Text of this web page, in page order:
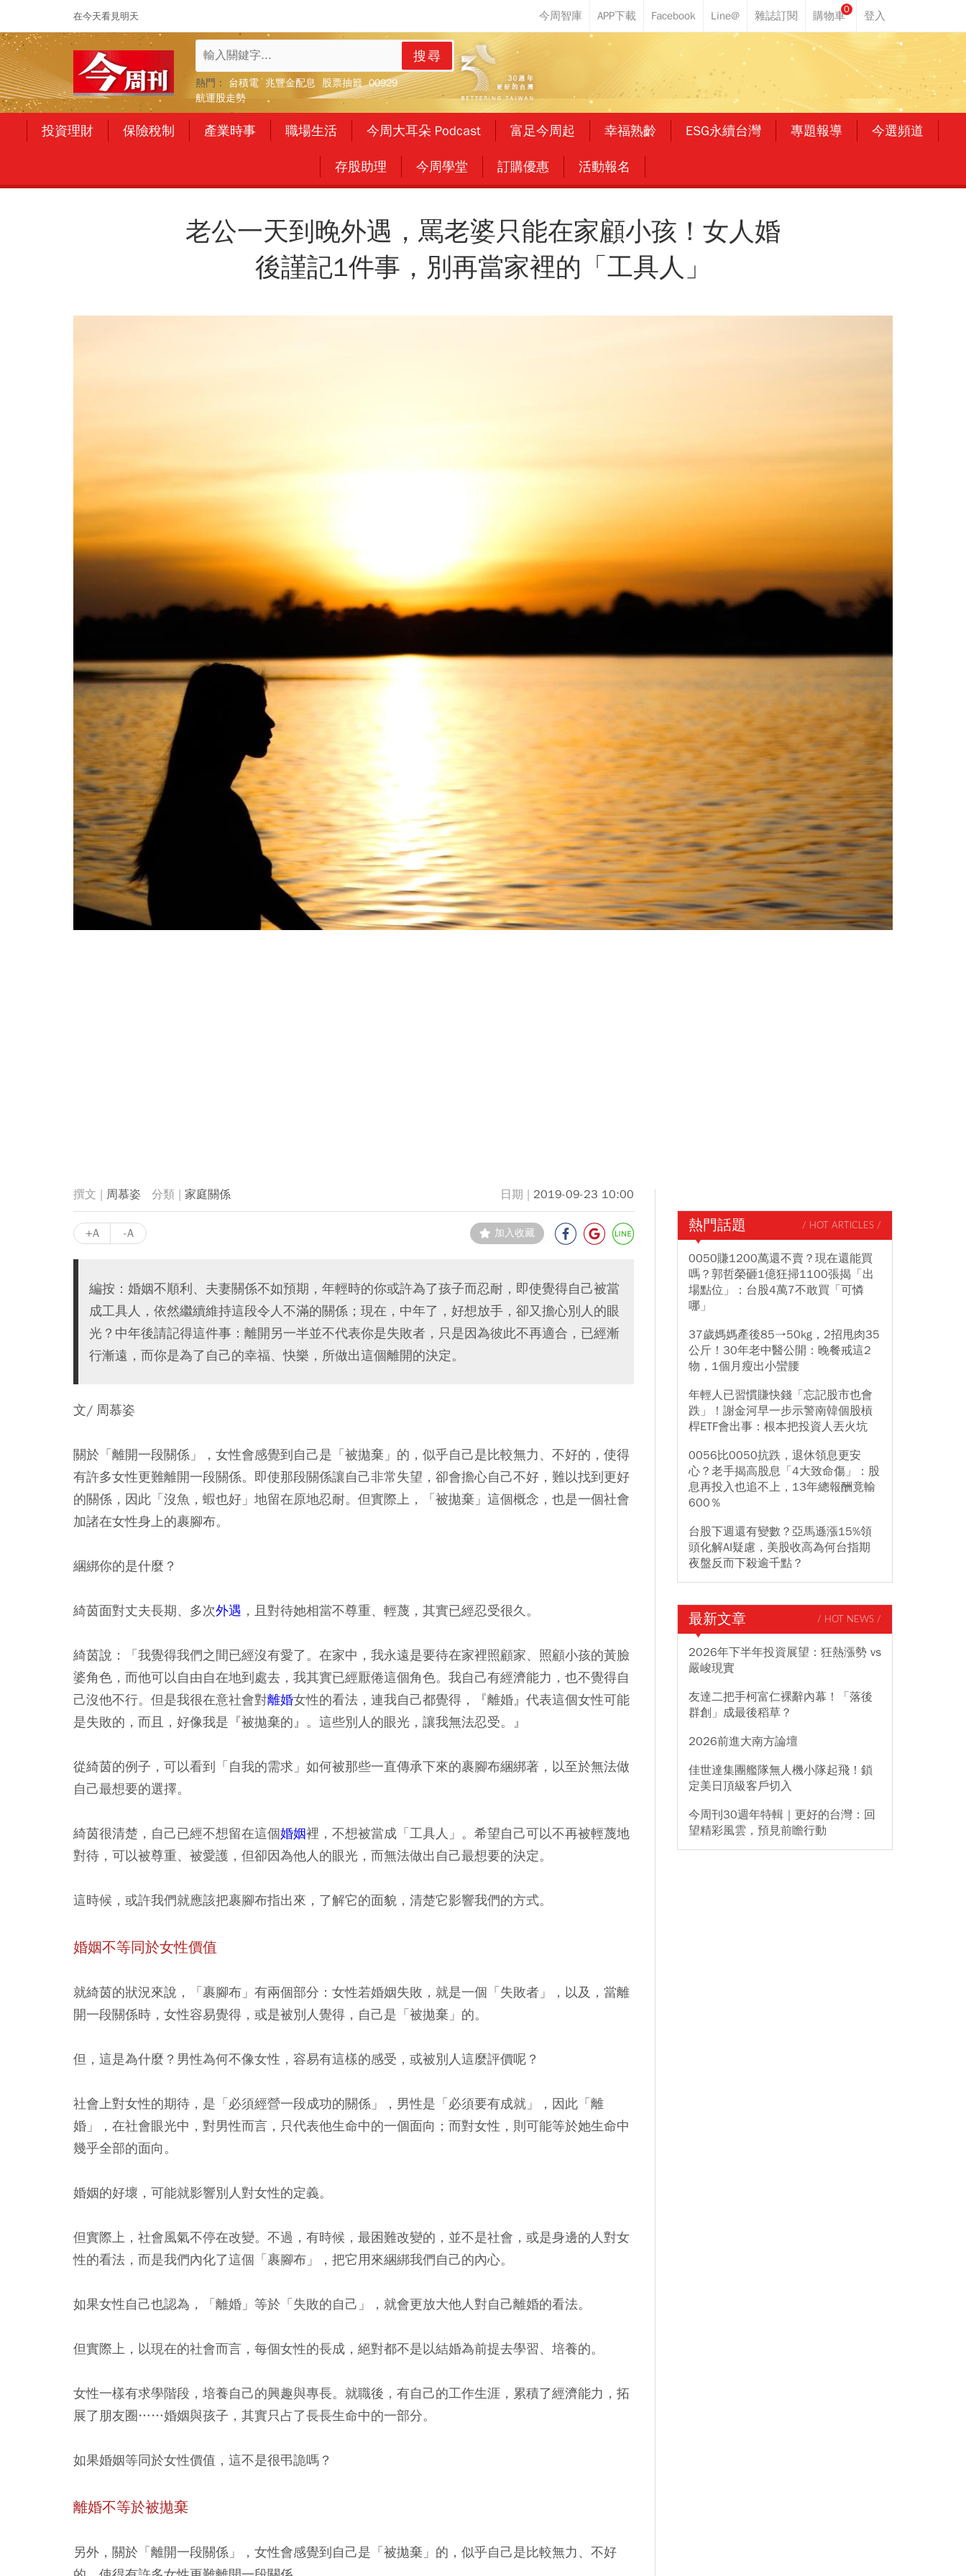
在今天看見明天
0
搜尋
熱門： 台積電 兆豐金配息 股票抽籤 00929
航運股走勢
投資理財 保險稅制 產業時事 職場生活 今周大耳朵 Podcast 富足今周起 幸福熟齡 ESG永續台灣 專題報導 今選頻道
存股助理 今周學堂 訂購優惠 活動報名
老公一天到晚外遇，罵老婆只能在家顧小孩！女人婚
後謹記1件事，別再當家裡的「工具人」
周慕姿 家庭關係 2019-09-23 10:00
+A -A 加入收藏
編按：婚姻不順利、夫妻關係不如預期，年輕時的你或許為了孩子而忍耐，即使覺得自己被當
成工具人，依然繼續維持這段令人不滿的關係；現在，中年了，好想放手，卻又擔心別人的眼
光？中年後請記得這件事：離開另一半並不代表你是失敗者，只是因為彼此不再適合，已經漸
行漸遠，而你是為了自己的幸福、快樂，所做出這個離開的決定。
文/ 周慕姿
關於「離開一段關係」，女性會感覺到自己是「被拋棄」的，似乎自己是比較無力、不好的，使得
有許多女性更難離開一段關係。即使那段關係讓自己非常失望，卻會擔心自己不好，難以找到更好
的關係，因此「沒魚，蝦也好」地留在原地忍耐。但實際上，「被拋棄」這個概念，也是一個社會
加諸在女性身上的裹腳布。
綑綁你的是什麼？
綺茵面對丈夫長期、多次外遇 ，且對待她相當不尊重、輕蔑，其實已經忍受很久。
綺茵說：「我覺得我們之間已經沒有愛了。在家中，我永遠是要待在家裡照顧家、照顧小孩的黃臉
婆角色，而他可以自由自在地到處去，我其實已經厭倦這個角色。我自己有經濟能力，也不覺得自
己沒他不行。但是我很在意社會對離婚女性的看法，連我自己都覺得，『離婚』代表這個女性可能
是失敗的，而且，好像我是『被拋棄的』。這些別人的眼光，讓我無法忍受。』
從綺茵的例子，可以看到「自我的需求」如何被那些一直傳承下來的裹腳布綑綁著，以至於無法做
自己最想要的選擇。
綺茵很清楚，自己已經不想留在這個婚姻裡，不想被當成「工具人」。希望自己可以不再被輕蔑地
對待，可以被尊重、被愛護，但卻因為他人的眼光，而無法做出自己最想要的決定。
這時候，或許我們就應該把裹腳布指出來，了解它的面貌，清楚它影響我們的方式。
婚姻不等同於女性價值
就綺茵的狀況來說，「裹腳布」有兩個部分：女性若婚姻失敗，就是一個「失敗者」，以及，當離
開一段關係時，女性容易覺得，或是被別人覺得，自己是「被拋棄」的。
但，這是為什麼？男性為何不像女性，容易有這樣的感受，或被別人這麼評價呢？
社會上對女性的期待，是「必須經營一段成功的關係」，男性是「必須要有成就」，因此「離
婚」，在社會眼光中，對男性而言，只代表他生命中的一個面向；而對女性，則可能等於她生命中
幾乎全部的面向。
婚姻的好壞，可能就影響別人對女性的定義。
但實際上，社會風氣不停在改變。不過，有時候，最困難改變的，並不是社會，或是身邊的人對女
性的看法，而是我們內化了這個「裹腳布」，把它用來綑綁我們自己的內心。
如果女性自己也認為，「離婚」等於「失敗的自己」，就會更放大他人對自己離婚的看法。
但實際上，以現在的社會而言，每個女性的長成，絕對都不是以結婚為前提去學習、培養的。
女性一樣有求學階段，培養自己的興趣與專長。就職後，有自己的工作生涯，累積了經濟能力，拓
展了朋友圈……婚姻與孩子，其實只占了長長生命中的一部分。
如果婚姻等同於女性價值，這不是很弔詭嗎？
離婚不等於被拋棄
另外，關於「離開一段關係」，女性會感覺到自己是「被拋棄」的，似乎自己是比較無力、不好
熱門話題 / HOT ARTICLES /
0050賺1200萬還不賣？現在還能買
嗎？郭哲榮砸1億狂掃1100張揭「出
場點位」：台股4萬7不敢買「可憐
哪」
37歲媽媽產後85→50kg，2招甩肉35
公斤！30年老中醫公開：晚餐戒這2
物，1個月瘦出小蠻腰
年輕人已習慣賺快錢「忘記股市也會
跌」！謝金河早一步示警南韓個股槓
桿ETF會出事：根本把投資人丟火坑
0056比0050抗跌，退休領息更安
心？老手揭高股息「4大致命傷」：股
息再投入也追不上，13年總報酬竟輸
600％
台股下週還有變數？亞馬遜漲15%領
頭化解AI疑慮，美股收高為何台指期
夜盤反而下殺逾千點？
最新文章 / HOT NEWS /
2026年下半年投資展望：狂熱漲勢 vs
嚴峻現實
友達二把手柯富仁裸辭內幕！「落後
群創」成最後稻草？
2026前進大南方論壇
佳世達集團艦隊無人機小隊起飛！鎖
定美日頂級客戶切入
今周刊30週年特輯｜更好的台灣：回
望精彩風雲，預見前瞻行動